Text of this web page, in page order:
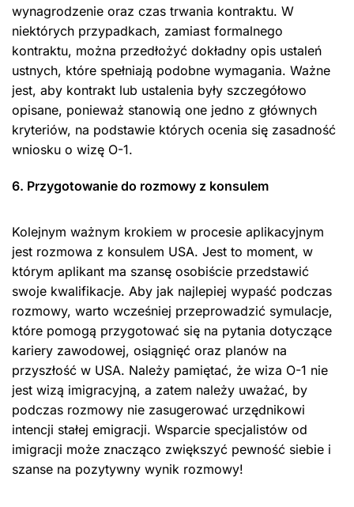
wynagrodzenie oraz czas trwania kontraktu. W
niektórych przypadkach, zamiast formalnego
kontraktu, można przedłożyć dokładny opis ustaleń
ustnych, które spełniają podobne wymagania. Ważne
jest, aby kontrakt lub ustalenia były szczegółowo
opisane, ponieważ stanowią one jedno z głównych
kryteriów, na podstawie których ocenia się zasadność
wniosku o wizę O-1.
6. Przygotowanie do rozmowy z konsulem
Kolejnym ważnym krokiem w procesie aplikacyjnym
jest rozmowa z konsulem USA. Jest to moment, w
którym aplikant ma szansę osobiście przedstawić
swoje kwalifikacje. Aby jak najlepiej wypaść podczas
rozmowy, warto wcześniej przeprowadzić symulacje,
które pomogą przygotować się na pytania dotyczące
kariery zawodowej, osiągnięć oraz planów na
przyszłość w USA. Należy pamiętać, że wiza O-1 nie
jest wizą imigracyjną, a zatem należy uważać, by
podczas rozmowy nie zasugerować urzędnikowi
intencji stałej emigracji. Wsparcie specjalistów od
imigracji może znacząco zwiększyć pewność siebie i
szanse na pozytywny wynik rozmowy!